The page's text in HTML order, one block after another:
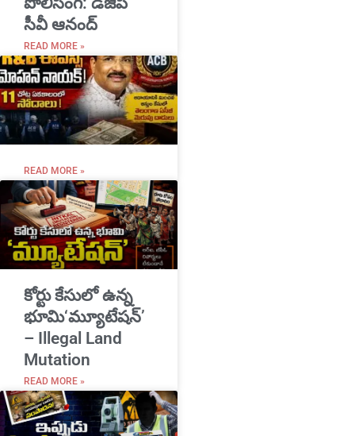
సీవీ ఆనంద్
READ MORE »
READ MORE »
​కోర్టు కేసులో ఉన్న
భూమి‘మ్యూటేషన్’
– Illegal Land
Mutation
READ MORE »